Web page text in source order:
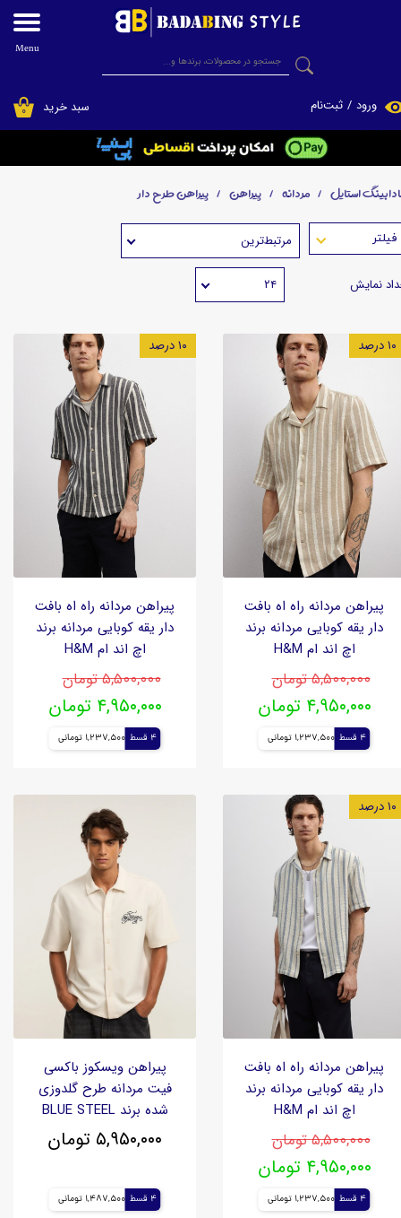
۰ سبد خرید ورود / ثبت‌نام
تغییر گذر واژه
سفارشات
خروج از حساب کاربری
Menu
استایل مردانه پیراهن پیراهن طرح دار
مرتبط‌ترین
نمایش ۲۴
پیراهن مردانه راه اه بافت
دار یقه کوبایی مردانه برند
اچ اند ام H&M
۵,۵۰۰,۰۰۰ تومان
۴,۹۵۰,۰۰۰ تومان
4 قسط 1,237,500 تومانی
۱۰ درصد
پیراهن مردانه راه اه بافت
دار یقه کوبایی مردانه برند
اچ اند ام H&M
۵,۵۰۰,۰۰۰ تومان
۴,۹۵۰,۰۰۰ تومان
4 قسط 1,237,500 تومانی
۱۰ درصد
پیراهن مردانه راه اه بافت
دار یقه کوبایی مردانه برند
اچ اند ام H&M
۵,۵۰۰,۰۰۰ تومان
۴,۹۵۰,۰۰۰ تومان
4 قسط 1,237,500 تومانی
۱۰ درصد
پیراهن ویسکوز باکسی
فیت مردانه طرح گلدوزی
شده برند BLUE STEEL
۵,۹۵۰,۰۰۰ تومان
4 قسط 1,487,500 تومانی
فروشگاه اینترنتی پوشاک بادابینگ استایل